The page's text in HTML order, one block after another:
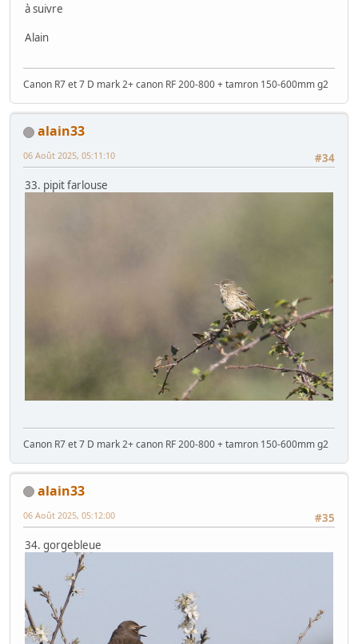
à suivre
Alain
Canon R7 et 7 D mark 2+ canon RF 200-800 + tamron 150-600mm g2
alain33
#34
06 Août 2025, 05:11:10
33. pipit farlouse
Canon R7 et 7 D mark 2+ canon RF 200-800 + tamron 150-600mm g2
alain33
#35
06 Août 2025, 05:12:00
34. gorgebleue